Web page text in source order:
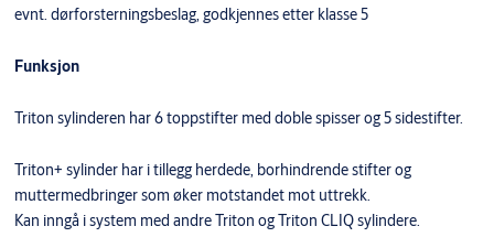
evnt. dørforsterningsbeslag, godkjennes etter klasse 5
Funksjon
Triton sylinderen har 6 toppstifter med doble spisser og 5 sidestifter.
Triton+ sylinder har i tillegg herdede, borhindrende stifter og
muttermedbringer som øker motstandet mot uttrekk.
Kan inngå i system med andre Triton og Triton CLIQ sylindere.